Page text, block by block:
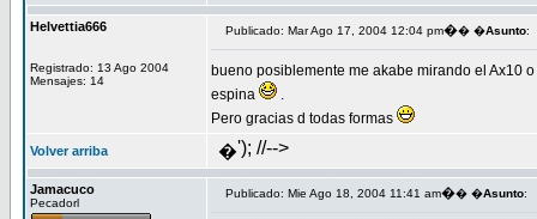
Helvettia666
Registrado: 13 Ago 2004
Mensajes: 14
Publicado: Mar Ago 17, 2004 12:04 pm�� �Asunto:
bueno posiblemente me akabe mirando el Ax10
espina
.
Pero gracias d todas formas
Volver arriba �'); //-->
Jamacuco
Pecadorl
Publicado: Mie Ago 18, 2004 11:41 am�� �Asunto: